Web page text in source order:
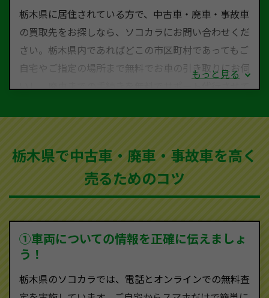
栃木県に居住されている方で、中古車・廃車・事故車
の買取先をお探しなら、ソコカラにお問い合わせくだ
さい。栃木県内であればどこの市区町村であってもご
自宅やご指定の場所まで無料でお車の引き取りにお伺
いし、廃車までの手続きを無料でサポート代行させて
など動かない車、水害車、不動車、乗らなくなってし
買取可能です。
ソコカラは世界１１０か国に独自の販売ネットワーク
を持ち、国内に自社物流網、自社ヤードをもっている
す。
590-870）までお問い合わせ下さい。
もっと見る
栃木県で中古車・廃車・事故車を高く
売るためのコツ
①車両についての情報を正確に伝えましょ
う！
栃木県のソコカラでは、電話とオンラインでの無料査